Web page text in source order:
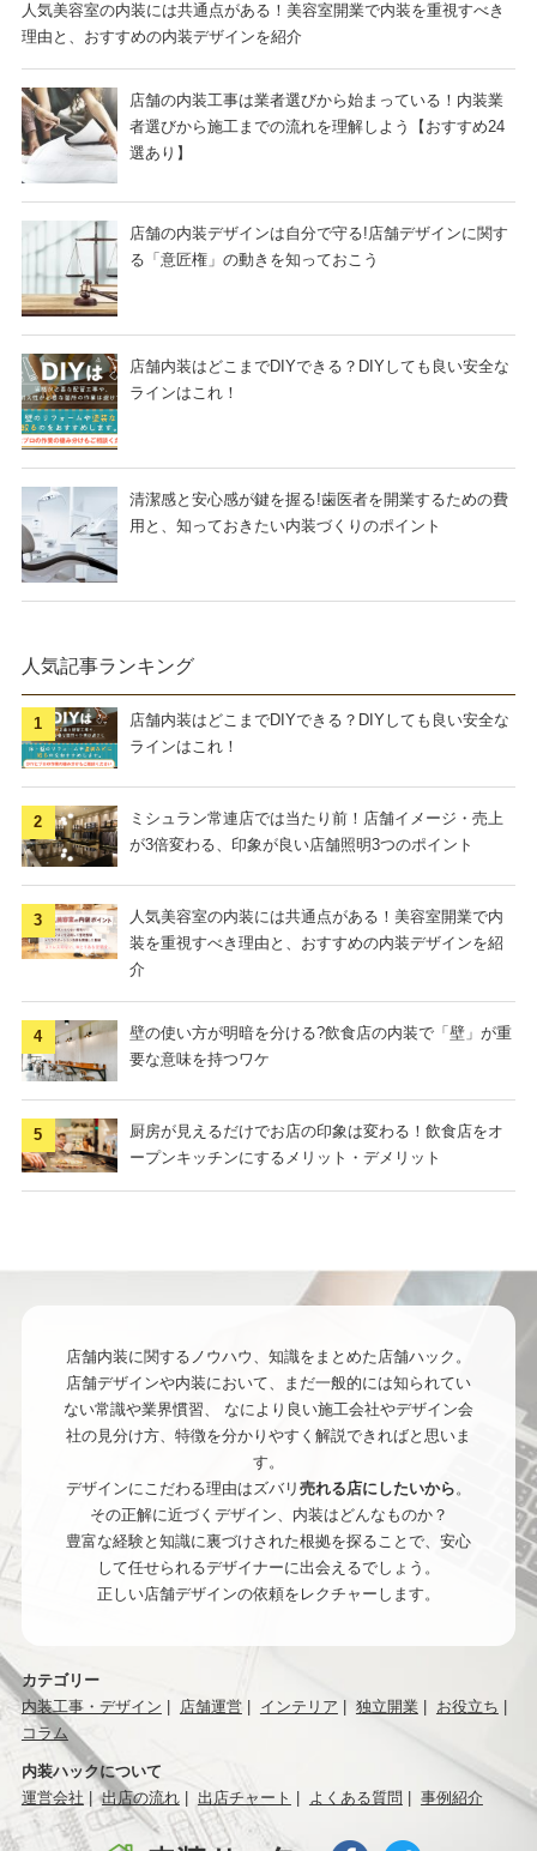
人気美容室の内装には共通点がある！美容室開業で内装を重視すべき
理由と、おすすめの内装デザインを紹介
店舗の内装工事は業者選びから始まっている！内装業
者選びから施工までの流れを理解しよう【おすすめ24
選あり】
店舗の内装デザインは自分で守る!店舗デザインに関す
る「意匠権」の動きを知っておこう
店舗内装はどこまでDIYできる？DIYしても良い安全な
ラインはこれ！
清潔感と安心感が鍵を握る!歯医者を開業するための費
用と、知っておきたい内装づくりのポイント
人気記事ランキング
店舗内装はどこまでDIYできる？DIYしても良い安全な
ラインはこれ！
ミシュラン常連店では当たり前！店舗イメージ・売上
が3倍変わる、印象が良い店舗照明3つのポイント
人気美容室の内装には共通点がある！美容室開業で内
装を重視すべき理由と、おすすめの内装デザインを紹
介
壁の使い方が明暗を分ける?飲食店の内装で「壁」が重
要な意味を持つワケ
厨房が見えるだけでお店の印象は変わる！飲食店をオ
ープンキッチンにするメリット・デメリット
店舗内装に関するノウハウ、知識をまとめた店舗ハック。
店舗デザインや内装において、まだ一般的には知られてい
ない常識や業界慣習、
なにより良い施工会社やデザイン会
社の見分け方、特徴を分かりやすく解説できればと思いま
す。
デザインにこだわる理由はズバリ 売れる店にしたいから 。
その正解に近づくデザイン、内装はどんなものか？
豊富な経験と知識に裏づけされた根拠を探ることで、安心
して任せられるデザイナーに出会えるでしょう。
正しい店舗デザインの依頼をレクチャーします。
カテゴリー
内装工事・デザイン
店舗運営 インテリア 独立開業
お役立ち
コラム
内装ハックについて
運営会社
出店の流れ 出店チャート よくある質問 事例紹介